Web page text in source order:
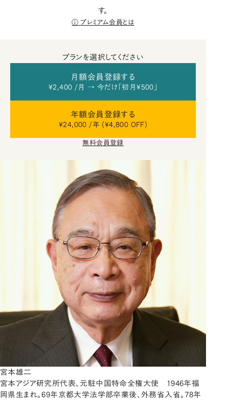
す。
プレミアム会員とは
プランを選択してください
月額会員登録する
¥2,400 /月 → 今だけ「初月¥500」
年額会員登録する
¥24,000 /年 (¥4,800 OFF)
無料会員登録
宮本雄二
宮本アジア研究所代表、元駐中国特命全権大使 1946年福
岡県生まれ。69年京都大学法学部卒業後、外務省入省。78年